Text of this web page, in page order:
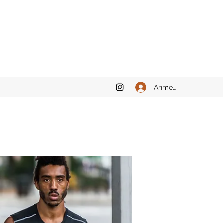
Anmelden